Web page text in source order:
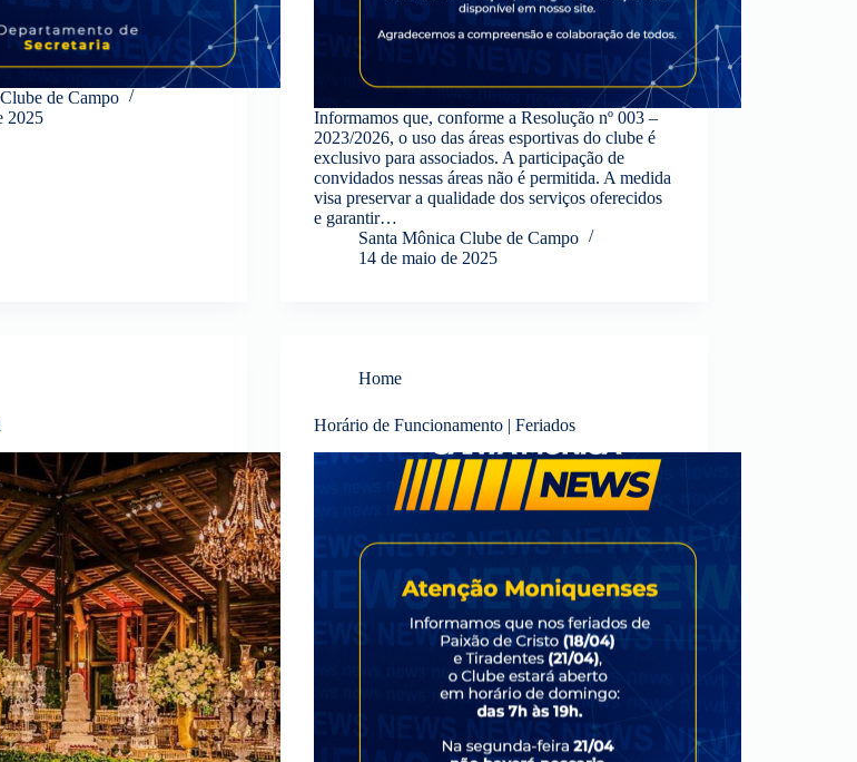
de Campo
2025
Informamos que, conforme a Resolução nº 003 –
2023/2026, o uso das áreas esportivas do clube é
exclusivo para associados. A participação de
convidados nessas áreas não é permitida. A medida
visa preservar a qualidade dos serviços oferecidos
e garantir…
Santa Mônica Clube de Campo
14 de maio de 2025
Home
Horário de Funcionamento | Feriados